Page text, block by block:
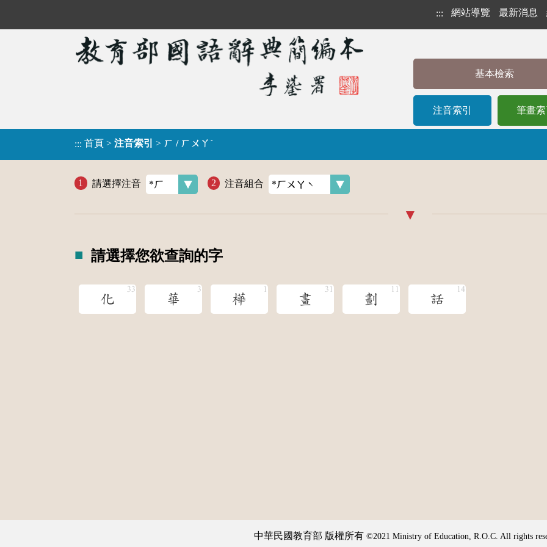
::: 網站導覽 最新消息
基本檢索
注音索引 筆畫索
::: 首頁 > 注音索引 > ㄏ / ㄏㄨㄚˋ
請選擇注音 注音組合
請選擇您欲查詢的字
化 華 樺 畫 劃 話
中華民國教育部 版權所有 ©2021 Ministry of Education, R.O.C. All rights